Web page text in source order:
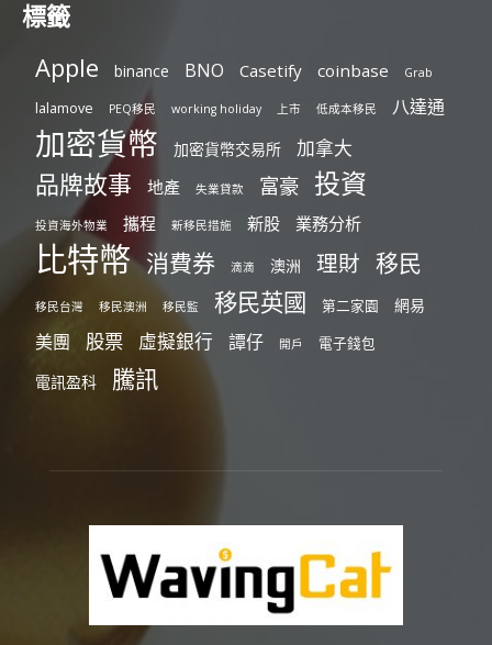
標籤
Apple binance BNO Casetify coinbase Grab
lalamove PEQ移民 working holiday 上市 低成本移民 八達通
加密貨幣 加密貨幣交易所 加拿大
品牌故事 地產 失業貸款 富豪 投資
投資海外物業 攜程 新移民措施 新股 業務分析
比特幣 消費券 滴滴 澳洲 理財 移民
移民台灣 移民澳洲 移民監 移民英國 第二家園 網易
美團 股票 虛擬銀行 譚仔 開戶 電子錢包
電訊盈科 騰訊